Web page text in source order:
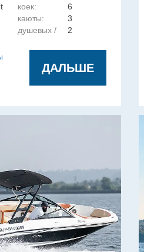
коек:
6
каюты:
3
душевых /
2
ДАЛЬШЕ